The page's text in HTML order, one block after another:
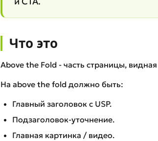
Что это
Above the Fold - часть страницы,
На above the fold должно быть:
Главный заголовок с USP.
Подзаголовок-уточнение.
Главная картинка / видео.